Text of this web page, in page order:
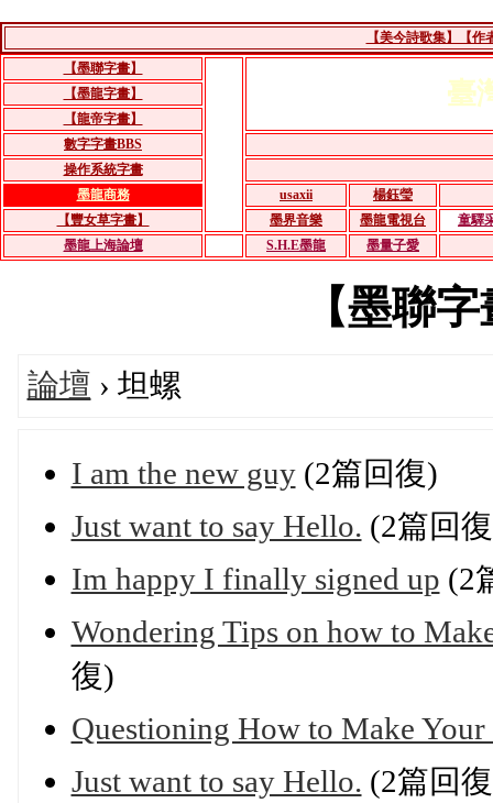
【美今詩歌集】【作
【墨聯字畫】
臺
【墨龍字畫】
【龍帝字畫】
數字字畫BBS
操作系統字畫
墨龍商務
usaxii
楊鈺瑩
【豐女草字畫】
墨界音樂 墨龍電視台
童驛
墨龍上海論壇
S.H.E墨龍 墨量子愛
【墨聯
論壇 › 坦螺
I am the new guy(2篇回復)
Just want to say Hello. (2篇回
Im happy I finally signed up (2
Wondering Tips on how to
復)
Questioning How to Make
Just want to say Hello. (2篇回